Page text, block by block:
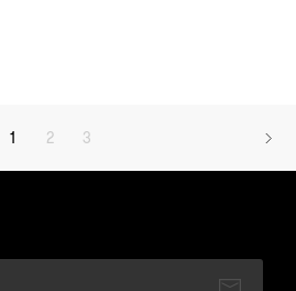
1 2 3